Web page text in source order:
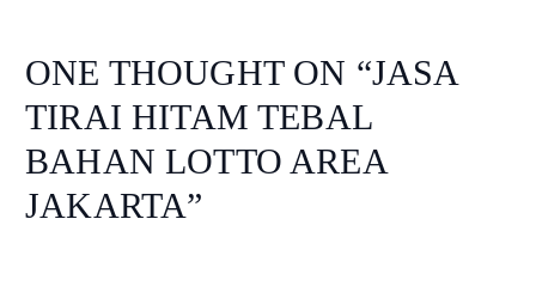
ONE THOUGHT ON “JASA
TIRAI HITAM TEBAL
BAHAN LOTTO AREA
JAKARTA”